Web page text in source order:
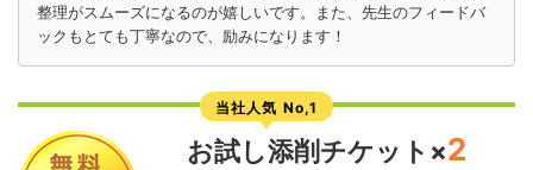
整理がスムーズになるのが嬉しいです。また、先生のフィードバ
ックもとても丁寧なので、励みになります！
当社人気 No,1
お試し添削チケット×2